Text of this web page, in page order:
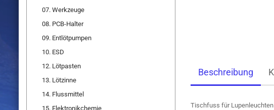
Beschreibung
Tischfuss für Lupenleuchten
07. Werkzeuge
08. PCB-Halter
09. Entlötpumpen
10. ESD
12. Lötpasten
13. Lötzinne
14. Flussmittel
15. Elektronikchemie